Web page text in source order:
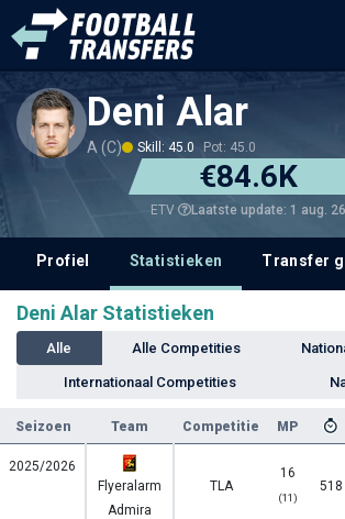
Deni Alar
A (C) Skill: 45.0 Pot: 45.0
€84.6K
ETV Laatste update: 1 aug. 26
Profiel Statistieken Transfer
Deni Alar Statistieken
Alle Alle Competities
Internationaal Competities
Seizoen Team Competitie MP
2025/2026
Flyeralarm
Admira
TLA
16
(11)
518